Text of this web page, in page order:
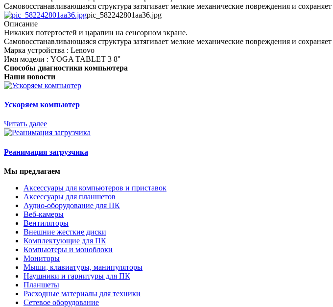
Самовосстанавливающаяся структура затягивает мелкие механические повреждения и
pic_582242801aa36.jpg
Описание
Никаких потертостей и царапин на сенсорном экране.
Самовосстанавливающаяся структура затягивает мелкие механические повреждения и
Марка устройства : Lenovo
Имя модели : YOGA TABLET 3 8''
Способы диагностики компьютера
Наши новости
Ускоряем компьютер
Читать далее
Реанимация загрузчика
Мы предлагаем
Аксессуары для компьютеров и приставок
Аксессуары для планшетов
Аудио-оборудование для ПК
Веб-камеры
Вентиляторы
Внешние жесткие диски
Комплектующие для ПК
Компьютеры и моноблоки
Мониторы
Мыши, клавиатуры, манипуляторы
Наушники и гарнитуры для ПК
Планшеты
Расходные материалы для техники
Сетевое оборудование